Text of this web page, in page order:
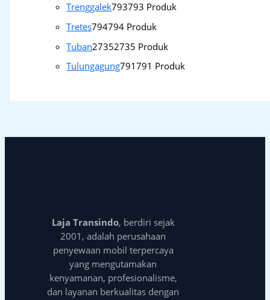
Trenggalek793793 Produk
Tretes794794 Produk
Tuban27352735 Produk
Tulungagung791791 Produk
Laja Transindo, berdiri sejak
2001, adalah perusahaan
penyewaan mobil terpercaya
yang mengutamakan
kenyamanan, profesionalisme,
dan layanan berkualitas dengan